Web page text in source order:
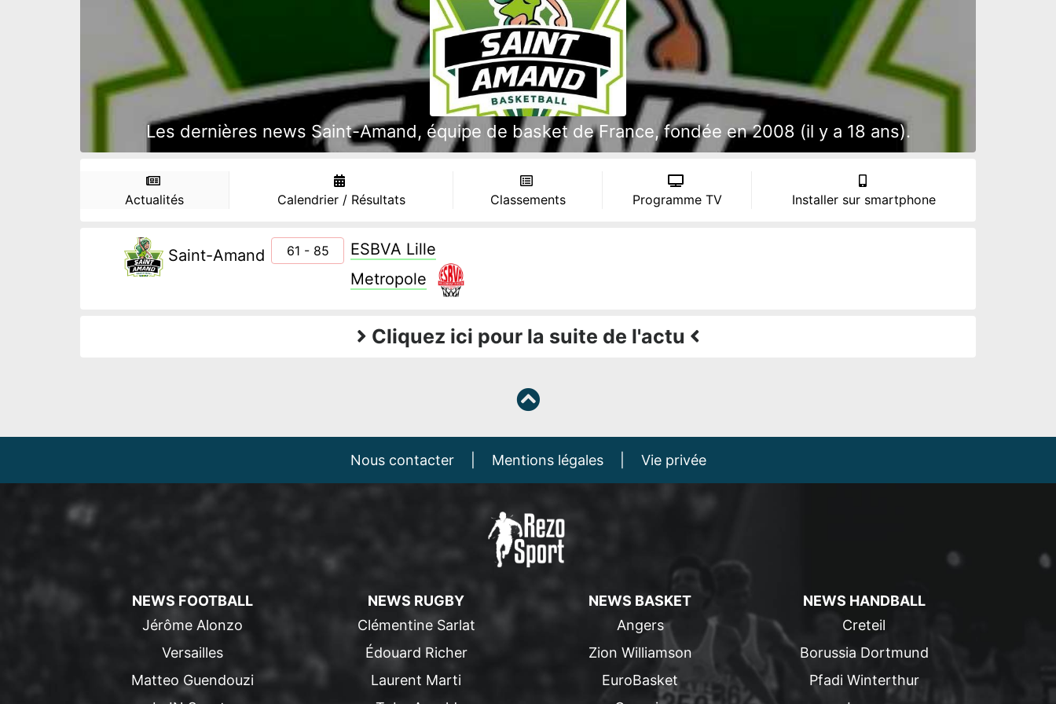
Les dernières news Saint-Amand, équipe de basket de France, fondée en 2008 (il y a 18 ans).
Actualités Calendrier / Résultats Classements Programme TV Installer sur smartphone
Saint-Amand 61 - 85
ESBVA Lille
Metropole
Cliquez ici pour la suite de l'actu
Nous contacter Mentions légales Vie privée
NEWS FOOTBALL
Jérôme Alonzo
Versailles
Matteo Guendouzi
NEWS RUGBY
Clémentine Sarlat
Édouard Richer
Laurent Marti
NEWS BASKET
Angers
Zion Williamson
EuroBasket
NEWS HANDBALL
Creteil
Borussia Dortmund
Pfadi Winterthur